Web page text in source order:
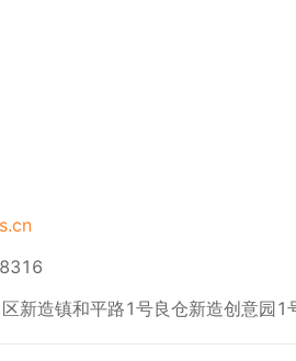
新造镇和平路1号良仓新造创意园1